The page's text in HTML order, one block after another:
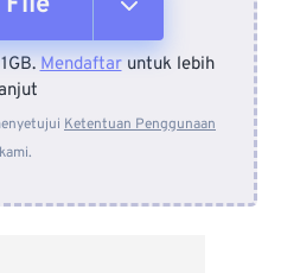
Mendaftaruntuk lebih
Ketentuan Penggunaan
kami.